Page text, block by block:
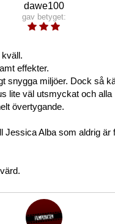
dawe100
gav betyget:
effekter.
snygga miljöer. Dock så
lite väl utsmyckat och alla
övertygande.
Jessica Alba som aldrig är